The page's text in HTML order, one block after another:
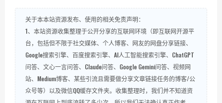
关于本本站资源发布、使用的相关免责声明：
1、本站资源收集整理于公开分享的互联网环境（即互联网开源平
台，包括但不限于社交媒体、个人博客、网友的网盘分享链接、
Google搜索引擎、百度搜索引擎、AI人工智能搜索引擎、ChatGPT
问答、文心一言问答、Claude问答、Google Gemini问答、视频网
站、Medium博客、某些引流且需要做分享文章链接任务的博客/公
众号等）以及微信QQ缓存文件夹。收集整理时，我们并不知道资